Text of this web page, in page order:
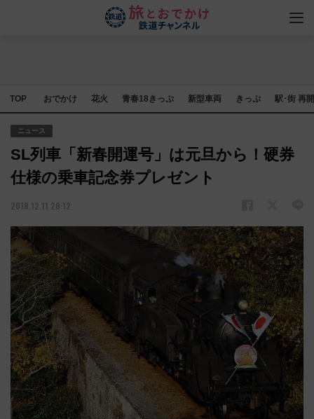
TOP おでかけ 花火 青春18きっぷ 新型車両 きっぷ 駅･街 再
ニュース
SL列車「新春開運号」は元旦から！硬券
仕様の乗車記念券プレゼント
2018.12.11 20:12